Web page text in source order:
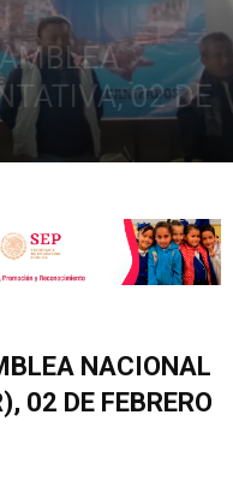
02 DE
NACIONAL
02 DE FEBRERO